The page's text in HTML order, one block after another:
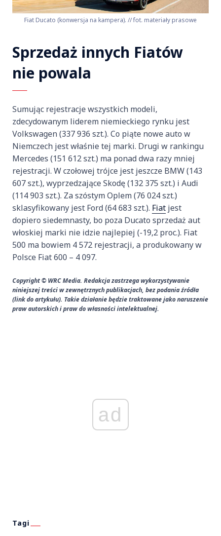
Fiat Ducato (konwersja na kampera). // fot. materiały prasowe
Sprzedaż innych Fiatów
nie powala
Sumując rejestracje wszystkich modeli,
zdecydowanym liderem niemieckiego rynku jest
Volkswagen (337 936 szt.). Co piąte nowe auto w
Niemczech jest właśnie tej marki. Drugi w rankingu
Mercedes (151 612 szt.) ma ponad dwa razy mniej
rejestracji. W czołowej trójce jest jeszcze BMW (143
607 szt.), wyprzedzające Skodę (132 375 szt.) i Audi
(114 903 szt.). Za szóstym Oplem (76 024 szt.)
sklasyfikowany jest Ford (64 683 szt.). Fiat jest
dopiero siedemnasty, bo poza Ducato sprzedaż aut
włoskiej marki nie idzie najlepiej (-19,2 proc.). Fiat
500 ma bowiem 4 572 rejestracji, a produkowany w
Polsce Fiat 600 – 4 097.
Copyright © WRC Media. Redakcja zastrzega wykorzystywanie
niniejszej treści w zewnętrznych publikacjach, bez podania źródła
(link do artykułu). Takie działanie będzie traktowane jako naruszenie
praw autorskich i praw do własności intelektualnej.
ad